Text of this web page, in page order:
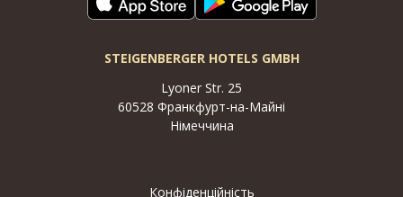
STEIGENBERGER HOTELS GMBH
Lyoner Str. 25
60528 Франкфурт-на-Майні
Німеччина
Конфіденційність